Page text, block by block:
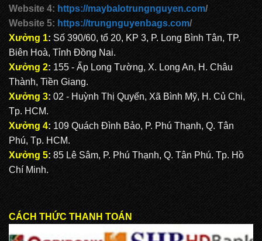
Website 4: https://maybalotrungnguyen.com/
Website 5: https://trungnguyenbags.com/
Xưởng 1: Số 390/60, tổ 20, KP 3, P. Long Bình Tân, TP.
Biên Hoà, Tỉnh Đồng Nai.
Xưởng 2: 155 - Ấp Long Tường, X. Long An, H. Châu
Thành, Tiền Giang.
Xưởng 3: 02 - Huỳnh Thị Quyến, Xã Bình Mỹ, H. Củ Chi,
Tp. HCM.
Xưởng 4: 109 Quách Đình Bảo, P. Phú Thạnh, Q. Tân
Phú, Tp. HCM.
Xưởng 5: 85 Lê Sâm, P. Phú Thạnh, Q. Tân Phú. Tp. Hồ
Chí Minh.
CÁCH THỨC THANH TOÁN